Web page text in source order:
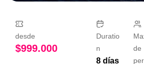
desde
$999.000
Duratio
n
8 días
de